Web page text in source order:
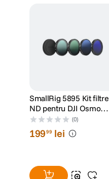
SmallRig 5895 Kit filtre
ND pentru DJI Osmo
Action 6
(0)
19999 lei